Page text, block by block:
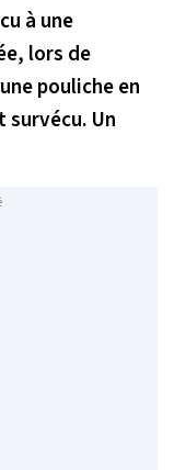
à une
lors de
pouliche en
Un